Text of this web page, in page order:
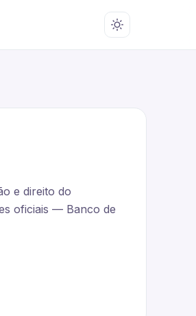
e direito do
oficiais — Banco de